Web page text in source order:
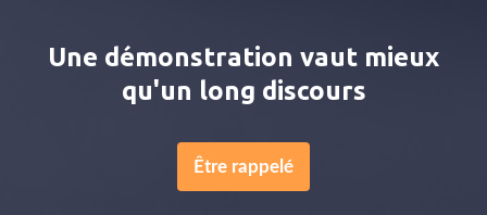
Une démonstration vaut mieux
qu'un long discours
Être rappelé